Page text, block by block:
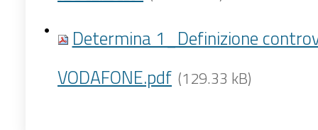
Determina 1_Definizione
VODAFONE.pdf (129.33 kB)